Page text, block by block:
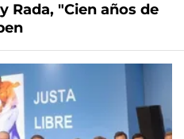
Rada, "Cien años de